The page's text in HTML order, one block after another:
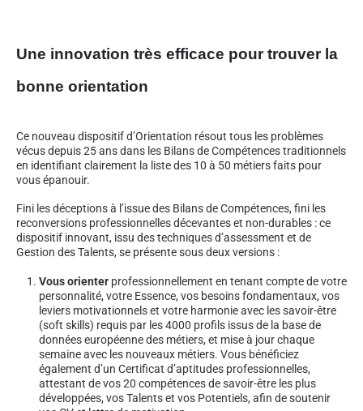
Une innovation très efficace pour trouver la
bonne orientation
Ce nouveau dispositif d’Orientation résout tous les problèmes
vécus depuis 25 ans dans les Bilans de Compétences traditionnels
en identifiant clairement la liste des 10 à 50 métiers faits pour
vous épanouir.
Fini les déceptions à l’issue des Bilans de Compétences, fini les
reconversions professionnelles décevantes et non-durables : ce
dispositif innovant, issu des techniques d’assessment et de
Gestion des Talents, se présente sous deux versions :
Vous orienter professionnellement en tenant compte de votre
personnalité, votre Essence, vos besoins fondamentaux, vos
leviers motivationnels et votre harmonie avec les savoir-être
(soft skills) requis par les 4000 profils issus de la base de
données européenne des métiers, et mise à jour chaque
semaine avec les nouveaux métiers. Vous bénéficiez
également d’un Certificat d’aptitudes professionnelles,
attestant de vos 20 compétences de savoir-être les plus
développées, vos Talents et vos Potentiels, afin de soutenir